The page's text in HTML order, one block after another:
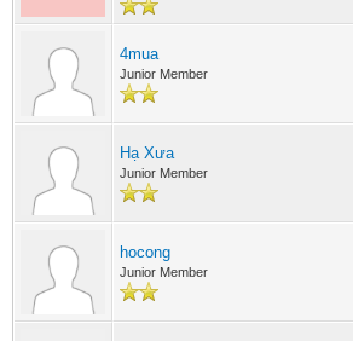
4mua
Junior Member
Hạ Xưa
Junior Member
hocong
Junior Member